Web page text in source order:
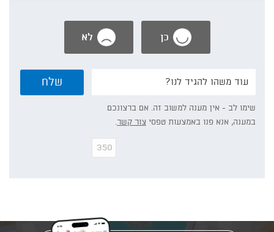
כן לא
תפרט/י:
שלח
שימו לב - אין מענה למשוב זה. אם ברצונכם
במענה, אנא פנו באמצעות טפסי צור קשר.